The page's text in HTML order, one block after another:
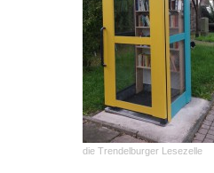
die Trendelburger Lesezelle